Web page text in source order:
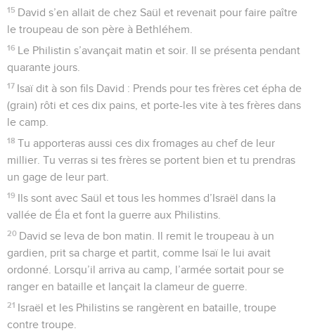
15 David s’en allait de chez Saül et revenait pour faire paître
le troupeau de son père à Bethléhem.
16 Le Philistin s’avançait matin et soir. Il se présenta pendant
quarante jours.
17 Isaï dit à son fils David : Prends pour tes frères cet épha de
(grain) rôti et ces dix pains, et porte-les vite à tes frères dans
le camp.
18 Tu apporteras aussi ces dix fromages au chef de leur
millier. Tu verras si tes frères se portent bien et tu prendras
un gage de leur part.
19 Ils sont avec Saül et tous les hommes d’Israël dans la
vallée de Éla et font la guerre aux Philistins.
20 David se leva de bon matin. Il remit le troupeau à un
gardien, prit sa charge et partit, comme Isaï le lui avait
ordonné. Lorsqu’il arriva au camp, l’armée sortait pour se
ranger en bataille et lançait la clameur de guerre.
21 Israël et les Philistins se rangèrent en bataille, troupe
contre troupe.